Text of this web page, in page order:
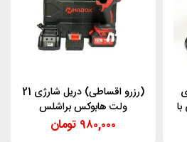
با
(رزرو اقساطی) دریل شارژی 21
ولت هابوکس براشلس
تومان ۹۸۰,۰۰۰